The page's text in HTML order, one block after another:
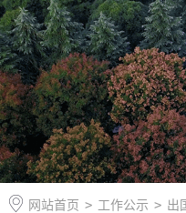
网站首页 > 工作公示 > 出